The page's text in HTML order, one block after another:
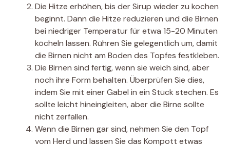
Die Hitze erhöhen, bis der Sirup wieder zu kochen
beginnt. Dann die Hitze reduzieren und die Birnen
bei niedriger Temperatur für etwa 15-20 Minuten
köcheln lassen. Rühren Sie gelegentlich um, damit
die Birnen nicht am Boden des Topfes festkleben.
Die Birnen sind fertig, wenn sie weich sind, aber
noch ihre Form behalten. Überprüfen Sie dies,
indem Sie mit einer Gabel in ein Stück stechen. Es
sollte leicht hineingleiten, aber die Birne sollte
nicht zerfallen.
Wenn die Birnen gar sind, nehmen Sie den Topf
vom Herd und lassen Sie das Kompott etwas